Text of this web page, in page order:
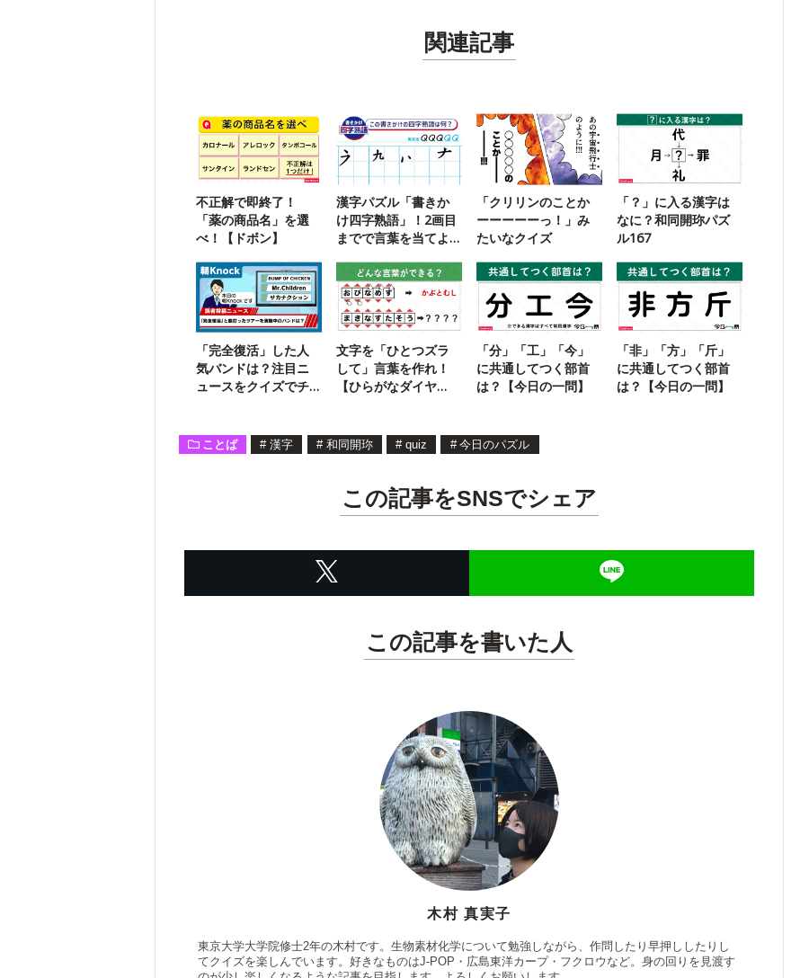
関連記事
不正解で即終了！
「薬の商品名」を選
べ！【ドボン】
漢字パズル「書きか
け四字熟語」！2画目
までで言葉を当てよ
「クリリンのことか
ーーーーーっ！」み
たいなクイズ
「？」に入る漢字は
なに？和同開珎パズ
ル167
「完全復活」した人
気バンドは？注目ニ
ュースをクイズでチ
文字を「ひとつズラ
して」言葉を作れ！
【ひらがなダイヤ
「分」「工」「今」
に共通してつく部首
は？【今日の一問】
「非」「方」「斤」
に共通してつく部首
は？【今日の一問】
ことば # 漢字 # 和同開珎 # quiz # 今日のパズル
この記事をSNSでシェア
この記事を書いた人
木村 真実子
東京大学大学院修士2年の木村です。生物素材化学について勉強しながら、作問したり早押ししたりし
てクイズを楽しんでいます。好きなものはJ-POP・広島東洋カープ・フクロウなど。身の回りを見渡す